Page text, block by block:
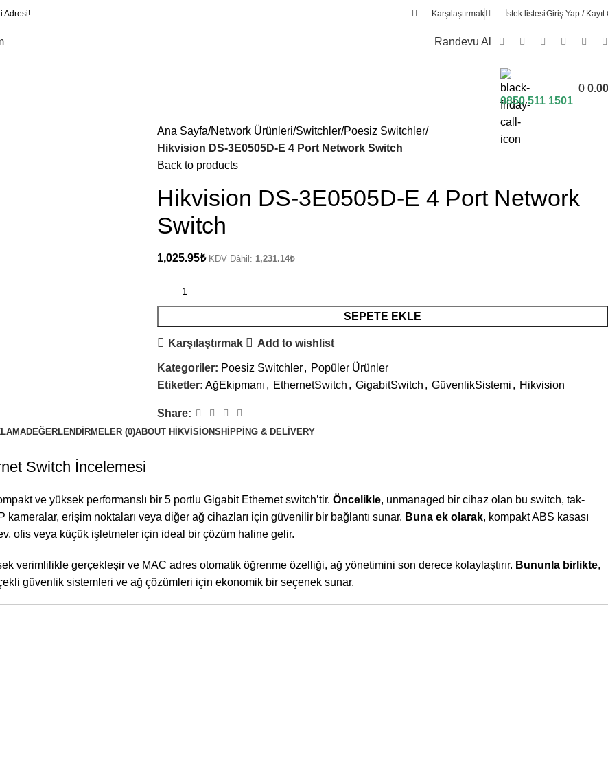
Adresi! Karşılaştırmak İstek listesiGiriş Yap / Kayıt
Randevu Al
0850 511 1501
0 0.00
Ana Sayfa Network Ürünleri Switchler Poesiz Switchler
Hikvision DS-3E0505D-E 4 Port Network Switch
Back to products
Hikvision DS-3E0505D-E 4 Port Network
Switch
1,025.95₺ KDV Dâhil: 1,231.14₺
SEPETE EKLE
Karşılaştırmak Add to wishlist
Kategoriler: Poesiz Switchler, Popüler Ürünler
Etiketler: AğEkipmanı , EthernetSwitch , GigabitSwitch , GüvenlikSistemi , Hikvision
Share:
DEĞERLENDIRMELER (0)ABOUT HIKVISIONSHIPPING & DELIVERY
Switch İncelemesi
ve yüksek performanslı bir 5 portlu Gigabit Ethernet switch’tir. Öncelikle, unmanaged bir cihaz olan bu switch, tak-
erişim noktaları veya diğer ağ cihazları için güvenilir bir bağlantı sunar. Buna ek olarak, kompakt ABS kasası
ofis veya küçük işletmeler için ideal bir çözüm haline gelir.
verimlilikle gerçekleşir ve MAC adres otomatik öğrenme özelliği, ağ yönetimini son derece kolaylaştırır. Bununla birlikte,
güvenlik sistemleri ve ağ çözümleri için ekonomik bir seçenek sunar.